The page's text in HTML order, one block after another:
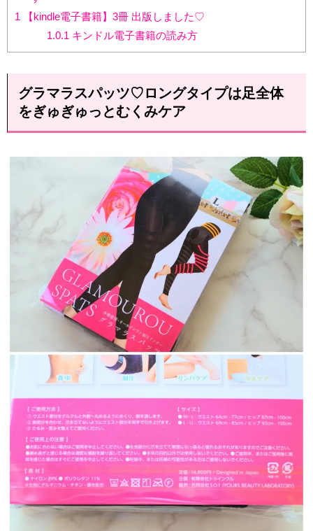
1 【kindle電子書籍】3冊 出版しました♡
1.0.1 キンドル電子書籍の読み方
グラマラスパッツ♡ロングタイプは足全体
をぎゅぎゅっとむくみケア